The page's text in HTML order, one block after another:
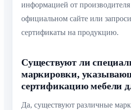
информацией от производителя
официальном сайте или
сертификаты на продукцию.
Существуют ли
маркировки,
сертификацию мебели
Да, существуют различные